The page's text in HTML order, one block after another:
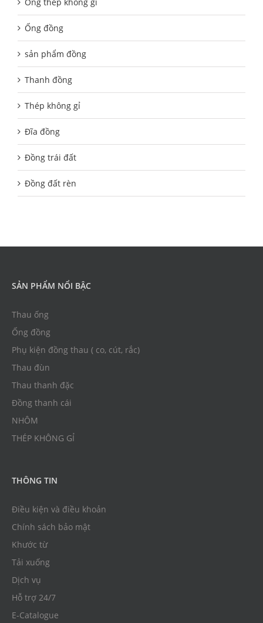
Ống đồng
sản phẩm đồng
Thanh đồng
Thép không gỉ
Đĩa đồng
Đồng trái đất
Đồng đất rèn
SẢN PHẨM NỔI BẬC
Thau ống
Ống đồng
Phụ kiện đồng thau ( co, cút, rắc)
Thau đùn
Thau thanh đặc
Đồng thanh cái
NHÔM
THÉP KHÔNG GỈ
THÔNG TIN
Điều kiện và điều khoản
Chính sách bảo mật
Khước từ
Tải xuống
Dịch vụ
Hỗ trợ 24/7
E-Catalogue